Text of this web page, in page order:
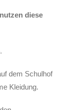
diese
dem Schulhof
Kleidung.